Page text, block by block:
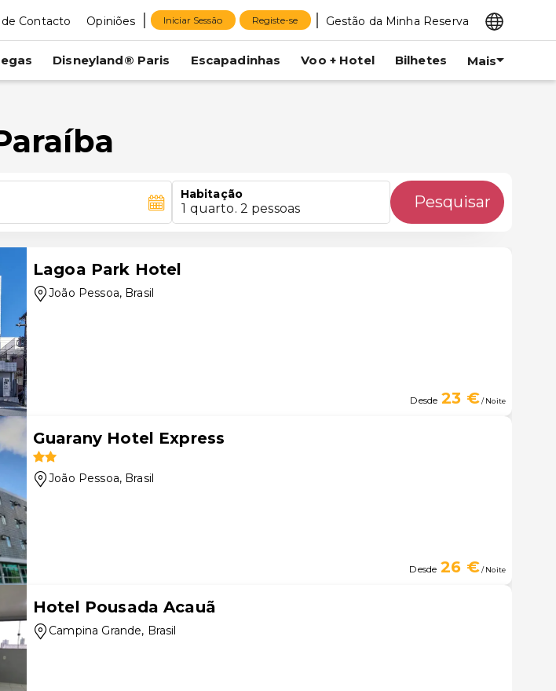
Contacto Opiniões Iniciar Sessão Registe-se Gestão da Minha Reserva
Disneyland® Paris Escapadinhas Voo + Hotel Bilhetes Mais
Habitação
1 quarto. 2 pessoas Pesquisar
Lagoa Park Hotel
João Pessoa, Brasil
Desde 23 €/ Noite
Guarany Hotel Express
João Pessoa, Brasil
Desde 26 €/ Noite
Hotel Pousada Acauã
Campina Grande, Brasil